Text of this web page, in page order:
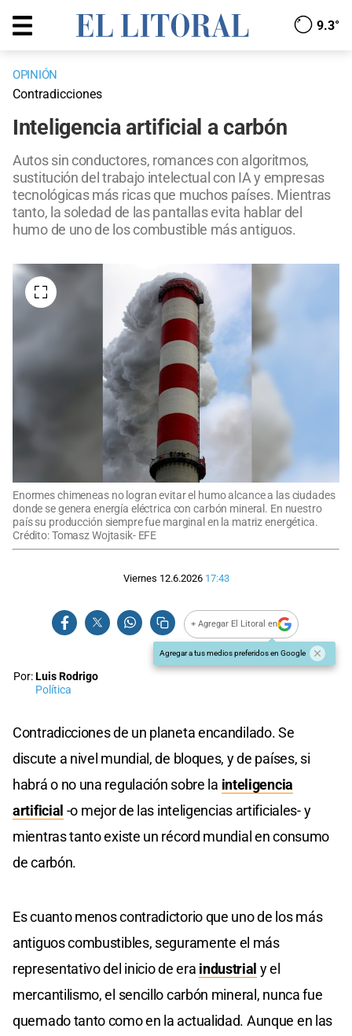
9.3°
OPINIÓN
Contradicciones
Inteligencia artificial a carbón
Autos sin conductores, romances con algoritmos,
sustitución del trabajo intelectual con IA y empresas
tecnológicas más ricas que muchos países. Mientras
tanto, la soledad de las pantallas evita hablar del
humo de uno de los combustible más antiguos.
Enormes chimeneas no logran evitar el humo alcance a las ciudades
donde se genera energía eléctrica con carbón mineral. En nuestro
país su producción siempre fue marginal en la matriz energética.
Crédito: Tomasz Wojtasik- EFE
Viernes 12.6.2026 17:43
+ Agregar El Litoral en
Agregar a tus medios preferidos en Google
Por:Luis Rodrigo
Política
Contradicciones de un planeta encandilado. Se
discute a nivel mundial, de bloques, y de países, si
habrá o no una regulación sobre la inteligencia
artificial -o mejor de las inteligencias artificiales- y
mientras tanto existe un récord mundial en consumo
de carbón.
Es cuanto menos contradictorio que uno de los más
antiguos combustibles, seguramente el más
representativo del inicio de era industrial y el
mercantilismo, el sencillo carbón mineral, nunca fue
quemado tanto como en la actualidad. Aunque en las